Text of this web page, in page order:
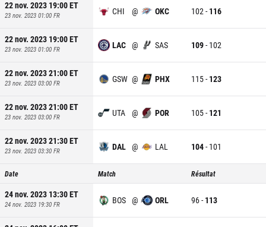
22 nov. 2023 19:00ET
23 nov. 2023 01:00 FR CHI @ OKC 102- 116
22 nov. 2023 19:00ET
23 nov. 2023 01:00 FR LAC @ SAS 109- 102
22 nov. 2023 21:00ET
23 nov. 2023 03:00 FR GSW @ PHX 115- 123
22 nov. 2023 21:00ET
23 nov. 2023 03:00 FR UTA @ POR 105- 121
22 nov. 2023 21:30ET
23 nov. 2023 03:30 FR DAL @ LAL 104- 101
Date Match Résultat
24 nov. 2023 13:30ET
24 nov. 2023 19:30 FR BOS @ ORL 96- 113